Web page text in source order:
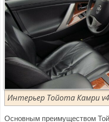
Интерьер Тойота Камри
Основным преимуществом